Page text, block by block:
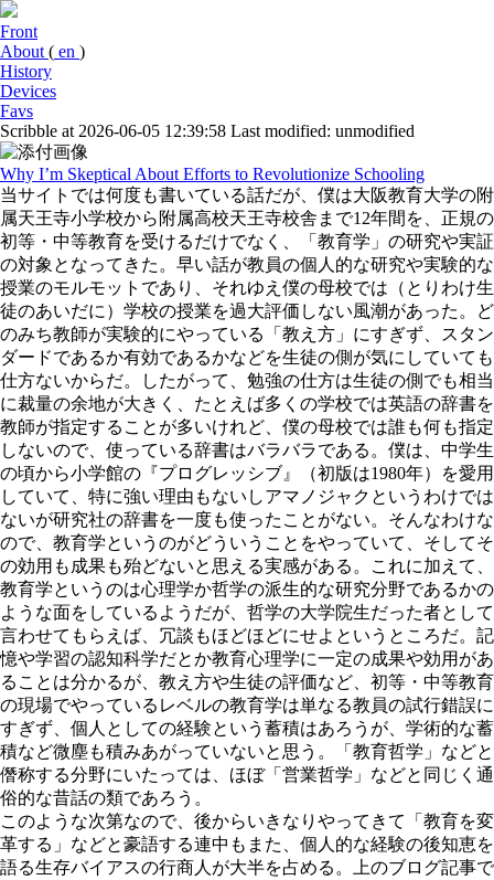
Front
About ( en )
History
Devices
Favs
Scribble at 2026-06-05 12:39:58 Last modified: unmodified
Why I’m Skeptical About Efforts to Revolutionize Schooling
当サイトでは何度も書いている話だが、僕は大阪教育大学の附
属天王寺小学校から附属高校天王寺校舎まで12年間を、正規の
初等・中等教育を受けるだけでなく、「教育学」の研究や実証
の対象となってきた。早い話が教員の個人的な研究や実験的な
授業のモルモットであり、それゆえ僕の母校では（とりわけ生
徒のあいだに）学校の授業を過大評価しない風潮があった。ど
のみち教師が実験的にやっている「教え方」にすぎず、スタン
ダードであるか有効であるかなどを生徒の側が気にしていても
仕方ないからだ。したがって、勉強の仕方は生徒の側でも相当
に裁量の余地が大きく、たとえば多くの学校では英語の辞書を
教師が指定することが多いけれど、僕の母校では誰も何も指定
しないので、使っている辞書はバラバラである。僕は、中学生
の頃から小学館の『プログレッシブ』（初版は1980年）を愛用
していて、特に強い理由もないしアマノジャクというわけでは
ないが研究社の辞書を一度も使ったことがない。そんなわけな
ので、教育学というのがどういうことをやっていて、そしてそ
の効用も成果も殆どないと思える実感がある。これに加えて、
教育学というのは心理学か哲学の派生的な研究分野であるかの
ような面をしているようだが、哲学の大学院生だった者として
言わせてもらえば、冗談もほどほどにせよというところだ。記
憶や学習の認知科学だとか教育心理学に一定の成果や効用があ
ることは分かるが、教え方や生徒の評価など、初等・中等教育
の現場でやっているレベルの教育学は単なる教員の試行錯誤に
すぎず、個人としての経験という蓄積はあろうが、学術的な蓄
積など微塵も積みあがっていないと思う。「教育哲学」などと
僭称する分野にいたっては、ほぼ「営業哲学」などと同じく通
俗的な昔話の類であろう。
このような次第なので、後からいきなりやってきて「教育を変
革する」などと豪語する連中もまた、個人的な経験の後知恵を
語る生存バイアスの行商人が大半を占める。上のブログ記事で